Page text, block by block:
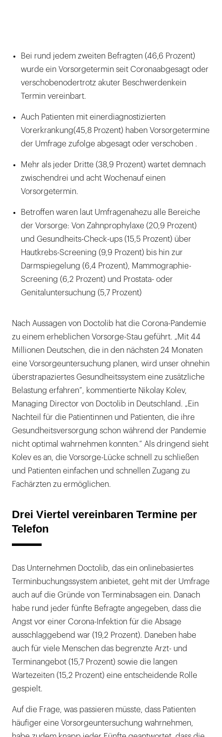
Bei rund jedem zweiten Befragten (46,6 Prozent)
wurde ein Vorsorgetermin seit Coronaabgesagt oder
verschobenodertrotz akuter Beschwerdenkein
Termin vereinbart.
Auch Patienten mit einerdiagnostizierten
Vorerkrankung(45,8 Prozent) haben Vorsorgetermine
der Umfrage zufolge abgesagt oder verschoben .
Mehr als jeder Dritte (38,9 Prozent) wartet demnach
zwischendrei und acht Wochenauf einen
Vorsorgetermin.
Betroffen waren laut Umfragenahezu alle Bereiche
der Vorsorge: Von Zahnprophylaxe (20,9 Prozent)
und Gesundheits-Check-ups (15,5 Prozent) über
Hautkrebs-Screening (9,9 Prozent) bis hin zur
Darmspiegelung (6,4 Prozent), Mammographie-
Screening (6,2 Prozent) und Prostata- oder
Genitaluntersuchung (5,7 Prozent)
Nach Aussagen von Doctolib hat die Corona-Pandemie
zu einem erheblichen Vorsorge-Stau geführt. „Mit 44
Millionen Deutschen, die in den nächsten 24 Monaten
eine Vorsorgeuntersuchung planen, wird unser ohnehin
überstrapaziertes Gesundheitssystem eine zusätzliche
Belastung erfahren”, kommentierte Nikolay Kolev,
Managing Director von Doctolib in Deutschland. „Ein
Nachteil für die Patientinnen und Patienten, die ihre
Gesundheitsversorgung schon während der Pandemie
nicht optimal wahrnehmen konnten.” Als dringend sieht
Kolev es an, die Vorsorge-Lücke schnell zu schließen
und Patienten einfachen und schnellen Zugang zu
Fachärzten zu ermöglichen.
Drei Viertel vereinbaren Termine per
Telefon
Das Unternehmen Doctolib, das ein onlinebasiertes
Terminbuchungssystem anbietet, geht mit der Umfrage
auch auf die Gründe von Terminabsagen ein. Danach
habe rund jeder fünfte Befragte angegeben, dass die
Angst vor einer Corona-Infektion für die Absage
ausschlaggebend war (19,2 Prozent). Daneben habe
auch für viele Menschen das begrenzte Arzt- und
Terminangebot (15,7 Prozent) sowie die langen
Wartezeiten (15,2 Prozent) eine entscheidende Rolle
gespielt.
Auf die Frage, was passieren müsste, dass Patienten
häufiger eine Vorsorgeuntersuchung wahrnehmen,